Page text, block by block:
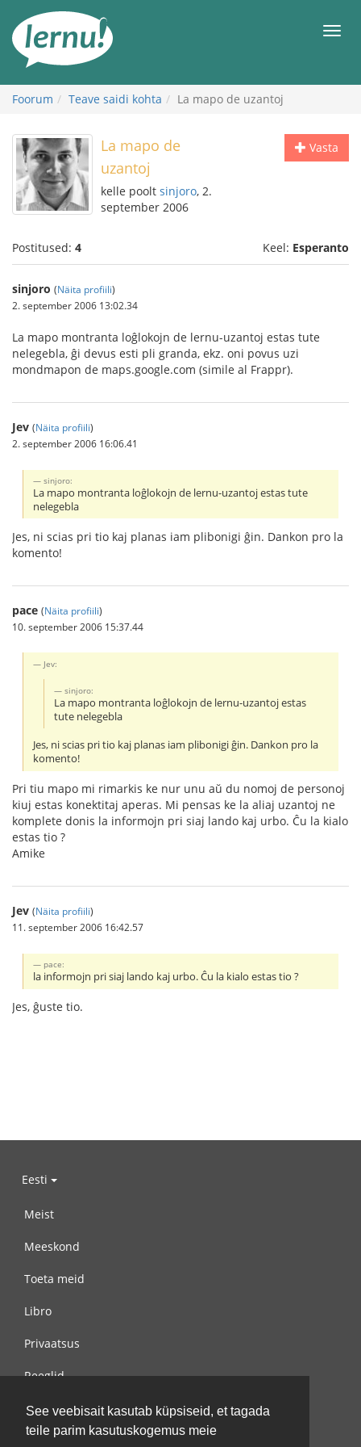
See veebisait kasutab küpsiseid, et tagada
teile parim kasutuskogemus meie
juurde
Foorum Teave saidi kohta La mapo de uzantoj
Vasta
La mapo de
uzantoj
kelle poolt sinjoro, 2.
september 2006
Postitused: 4 Keel: Esperanto
sinjoro (Näita profiili)
2. september 2006 13:02.34
La mapo montranta loĝlokojn de lernu-uzantoj estas tute
nelegebla, ĝi devus esti pli granda, ekz. oni povus uzi
mondmapon de maps.google.com (simile al Frappr).
Jev (Näita profiili)
2. september 2006 16:06.41
sinjoro:
La mapo montranta loĝlokojn de lernu-uzantoj estas tute
nelegebla
Jes, ni scias pri tio kaj planas iam plibonigi ĝin. Dankon pro la
komento!
pace (Näita profiili)
10. september 2006 15:37.44
Jev:
sinjoro:
La mapo montranta loĝlokojn de lernu-uzantoj estas
tute nelegebla
Jes, ni scias pri tio kaj planas iam plibonigi ĝin. Dankon pro la
komento!
Pri tiu mapo mi rimarkis ke nur unu aŭ du nomoj de personoj
kiuj estas konektitaj aperas. Mi pensas ke la aliaj uzantoj ne
komplete donis la informojn pri siaj lando kaj urbo. Ĉu la kialo
estas tio ?
Amike
Jev (Näita profiili)
11. september 2006 16:42.57
pace:
la informojn pri siaj lando kaj urbo. Ĉu la kialo estas tio ?
Jes, ĝuste tio.
Eesti
Meist
Meeskond
Toeta meid
Libro
Privaatsus
Reeglid
Võta meiega ühendust